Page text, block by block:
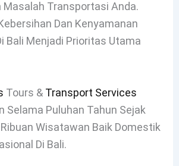
Masalah Transportasi Anda.
Dan Kenyamanan
Bali Menjadi Prioritas Utama
Tours & Transport Services
Selama Puluhan Tahun Sejak
Wisatawan Baik Domestik
Di Bali.